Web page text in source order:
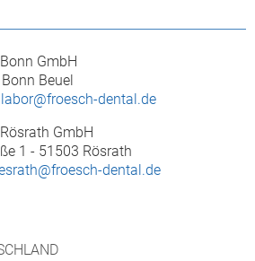
GmbH
Beuel
labor@froesch-dental.de
GmbH
1 - 51503 Rösrath
dental.de